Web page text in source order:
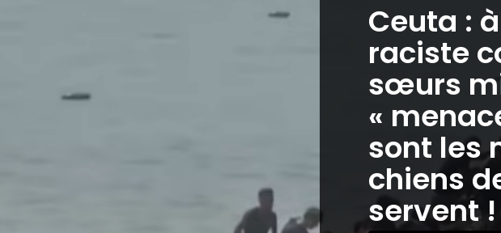
Ceuta :
raciste
sœurs
«
sont les
chiens
servent !